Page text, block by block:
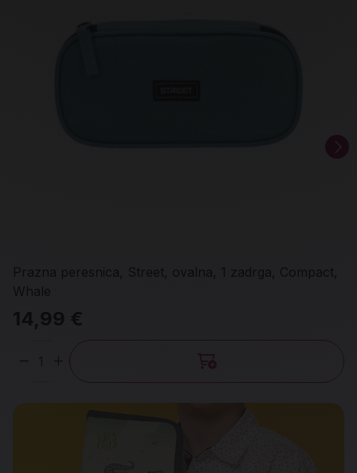
Prazna peresnica, Street, ovalna, 1 zadrga, Compact,
Whale
14,99 €
Količina